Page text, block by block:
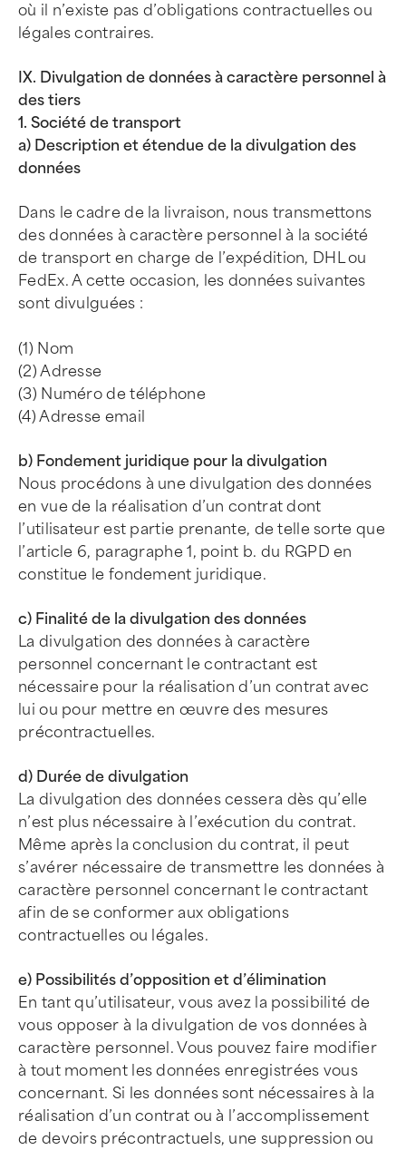
où il n’existe pas d’obligations contractuelles ou
légales contraires.
IX. Divulgation de données à caractère personnel à
des tiers
1. Société de transport
a) Description et étendue de la divulgation des
données
Dans le cadre de la livraison, nous transmettons
des données à caractère personnel à la société
de transport en charge de l’expédition, DHL ou
FedEx. A cette occasion, les données suivantes
sont divulguées :
(1) Nom
(2) Adresse
(3) Numéro de téléphone
(4) Adresse email
b) Fondement juridique pour la divulgation
Nous procédons à une divulgation des données
en vue de la réalisation d’un contrat dont
l’utilisateur est partie prenante, de telle sorte que
l’article 6, paragraphe 1, point b. du RGPD en
constitue le fondement juridique.
c) Finalité de la divulgation des données
La divulgation des données à caractère
personnel concernant le contractant est
nécessaire pour la réalisation d’un contrat avec
lui ou pour mettre en œuvre des mesures
précontractuelles.
d) Durée de divulgation
La divulgation des données cessera dès qu’elle
n’est plus nécessaire à l’exécution du contrat.
Même après la conclusion du contrat, il peut
s’avérer nécessaire de transmettre les données à
caractère personnel concernant le contractant
afin de se conformer aux obligations
contractuelles ou légales.
e) Possibilités d’opposition et d’élimination
En tant qu’utilisateur, vous avez la possibilité de
vous opposer à la divulgation de vos données à
caractère personnel. Vous pouvez faire modifier
à tout moment les données enregistrées vous
concernant. Si les données sont nécessaires à la
réalisation d’un contrat ou à l’accomplissement
de devoirs précontractuels, une suppression ou